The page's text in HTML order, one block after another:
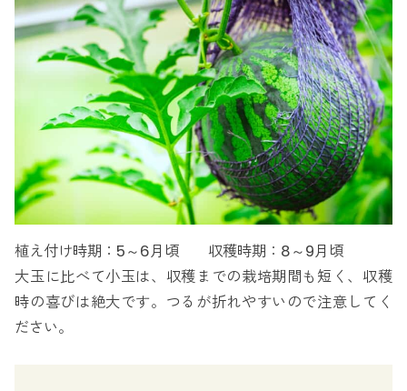
植え付け時期：5～6月頃 収穫時期：8～9月頃
大玉に比べて小玉は、収穫までの栽培期間も短く、収穫
時の喜びは絶大です。つるが折れやすいので注意してく
ださい。